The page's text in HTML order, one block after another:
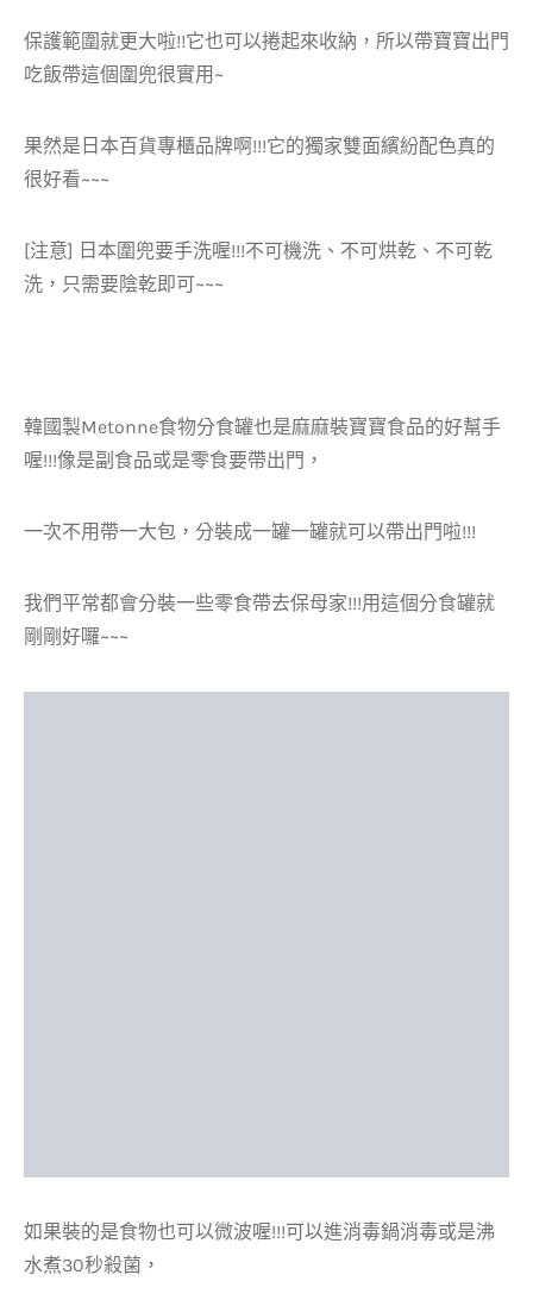
保護範圍就更大啦!!它也可以捲起來收納，所以帶寶寶出門
吃飯帶這個圍兜很實用~
果然是日本百貨專櫃品牌啊!!!它的獨家雙面繽紛配色真的
很好看~~~
[注意] 日本圍兜要手洗喔!!!不可機洗、不可烘乾、不可乾
洗，只需要陰乾即可~~~
韓國製Metonne食物分食罐也是麻麻裝寶寶食品的好幫手
喔!!!像是副食品或是零食要帶出門，
一次不用帶一大包，分裝成一罐一罐就可以帶出門啦!!!
我們平常都會分裝一些零食帶去保母家!!!用這個分食罐就
剛剛好囉~~~
如果裝的是食物也可以微波喔!!!可以進消毒鍋消毒或是沸
水煮30秒殺菌，